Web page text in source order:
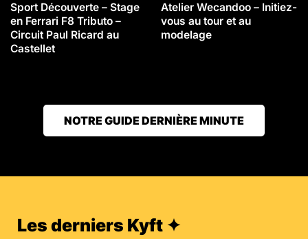
Sport Découverte – Stage
en Ferrari F8 Tributo –
Circuit Paul Ricard au
Castellet
Atelier Wecandoo – Initiez-
vous au tour et au
modelage
NOTRE GUIDE DERNIÈRE MINUTE
Les derniers Kyft ✦